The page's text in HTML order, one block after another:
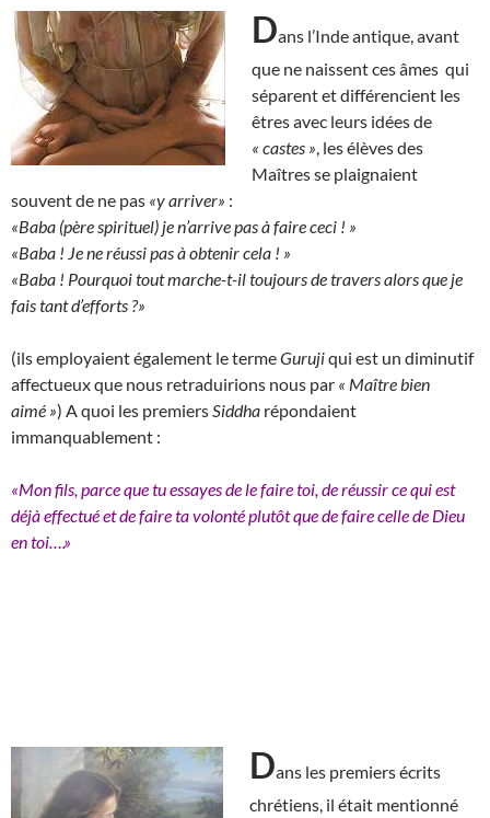
Dans l’Inde antique, avant
que ne naissent ces âmes qui
séparent et différencient les
êtres avec leurs idées de
« castes » , les élèves des
Maîtres se plaignaient
souvent de ne pas «y arriver» :
«Baba (père spirituel) je n’arrive pas à faire ceci ! »
«Baba ! Je ne réussi pas à obtenir cela ! »
«Baba ! Pourquoi tout marche-t-il toujours de travers alors que je
fais tant d’efforts ?»
(ils employaient également le termeGurujiqui est un diminutif
affectueux que nous retraduirions nous par « Maître bien
aimé ») A quoi les premiers Siddha répondaient
immanquablement :
«Mon fils, parce que tu essayes de le faire toi, de réussir ce qui est
déjà effectué et de faire ta volonté plutôt que de faire celle de Dieu
en toi….»
Dans les premiers écrits
chrétiens, il était mentionné